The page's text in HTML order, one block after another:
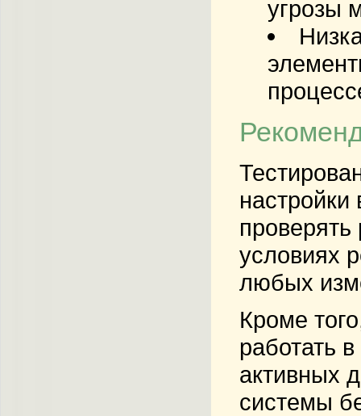
угрозы
условиях
любых
Кроме
работать
активных
системы